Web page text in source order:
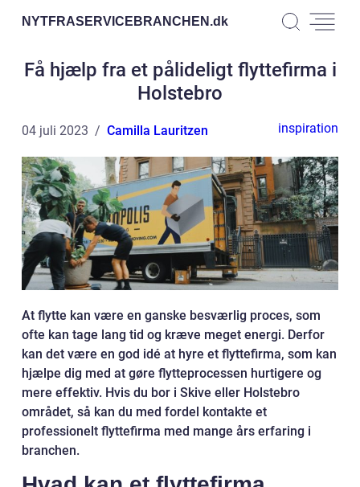
NYTFRASERVICEBRANCHEN.dk
Få hjælp fra et pålideligt flyttefirma i
Holstebro
04 juli 2023 Camilla Lauritzen inspiration
At flytte kan være en ganske besværlig proces, som
ofte kan tage lang tid og kræve meget energi. Derfor
kan det være en god idé at hyre et flyttefirma, som kan
hjælpe dig med at gøre flytteprocessen hurtigere og
mere effektiv. Hvis du bor i Skive eller Holstebro
området, så kan du med fordel kontakte et
professionelt flyttefirma med mange års erfaring i
branchen.